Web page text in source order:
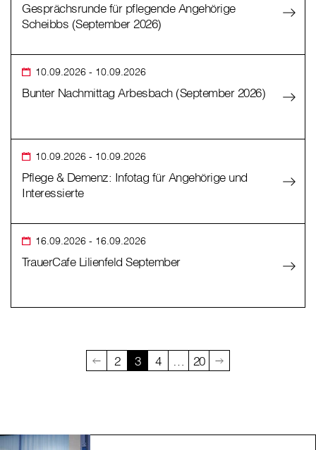
Gesprächsrunde für pflegende Angehörige
Scheibbs (September 2026)
10.09.2026 - 10.09.2026
Bunter Nachmittag Arbesbach (September 2026)
10.09.2026 - 10.09.2026
Pflege & Demenz: Infotag für Angehörige und
Interessierte
16.09.2026 - 16.09.2026
TrauerCafe Lilienfeld September
2 3 4 … 20